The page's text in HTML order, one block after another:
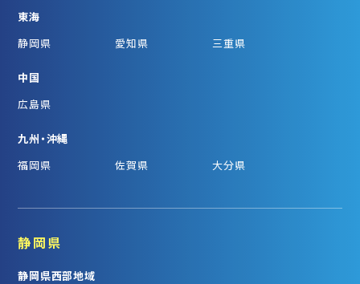
東海
静岡県
愛知県 三重県
中国
広島県
九州・沖縄
福岡県
佐賀県 大分県
静岡県
静岡県西部地域